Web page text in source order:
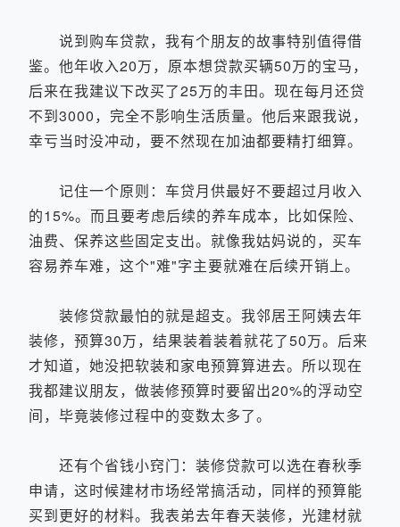
说到购车贷款，我有个朋友的故事特别值得借
鉴。他年收入20万，原本想贷款买辆50万的宝马，
后来在我建议下改买了25万的丰田。现在每月还贷
不到3000，完全不影响生活质量。他后来跟我说，
幸亏当时没冲动，要不然现在加油都要精打细算。
记住一个原则：车贷月供最好不要超过月收入
的15%。而且要考虑后续的养车成本，比如保险、
油费、保养这些固定支出。就像我姑妈说的，买车
容易养车难，这个"难"字主要就难在后续开销上。
装修贷款最怕的就是超支。我邻居王阿姨去年
装修，预算30万，结果装着装着就花了50万。后来
才知道，她没把软装和家电预算算进去。所以现在
我都建议朋友，做装修预算时要留出20%的浮动空
间，毕竟装修过程中的变数太多了。
还有个省钱小窍门：装修贷款可以选在春秋季
申请，这时候建材市场经常搞活动，同样的预算能
买到更好的材料。我表弟去年春天装修，光建材就